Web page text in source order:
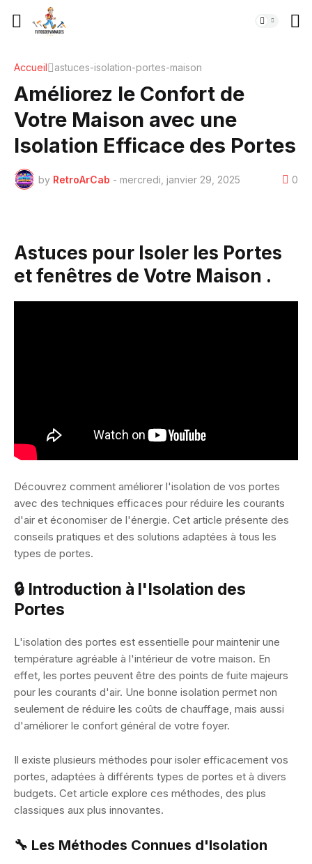
Accueil astuces-isolation-portes-maison
Améliorez le Confort de
Votre Maison avec une
Isolation Efficace des Portes
by RetroArCab - mercredi, janvier 29, 2025 0
Astuces pour Isoler les Portes
et fenêtres de Votre Maison .
Découvrez comment améliorer l'isolation de vos portes
avec des techniques efficaces pour réduire les courants
d'air et économiser de l'énergie. Cet article présente des
conseils pratiques et des solutions adaptées à tous les
types de portes.
🔒 Introduction à l'Isolation des
Portes
L'isolation des portes est essentielle pour maintenir une
température agréable à l'intérieur de votre maison. En
effet, les portes peuvent être des points de fuite majeurs
pour les courants d'air. Une bonne isolation permet non
seulement de réduire les coûts de chauffage, mais aussi
d'améliorer le confort général de votre foyer.
Il existe plusieurs méthodes pour isoler efficacement vos
portes, adaptées à différents types de portes et à divers
budgets. Cet article explore ces méthodes, des plus
classiques aux plus innovantes.
🔧 Les Méthodes Connues d'Isolation